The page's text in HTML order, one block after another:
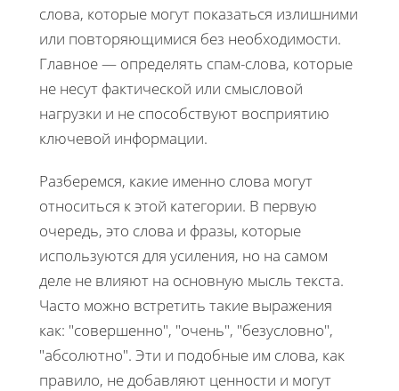
слова, которые могут показаться излишними
или повторяющимися без необходимости.
Главное — определять спам-слова, которые
не несут фактической или смысловой
нагрузки и не способствуют восприятию
ключевой информации.
Разберемся, какие именно слова могут
относиться к этой категории. В первую
очередь, это слова и фразы, которые
используются для усиления, но на самом
деле не влияют на основную мысль текста.
Часто можно встретить такие выражения
как: "совершенно", "очень", "безусловно",
"абсолютно". Эти и подобные им слова, как
правило, не добавляют ценности и могут